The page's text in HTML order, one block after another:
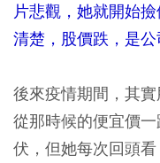
片悲觀，她就開始
清楚，股價跌，是公
後來疫情期間，其
從那時候的便宜價
伏，但她每次回頭